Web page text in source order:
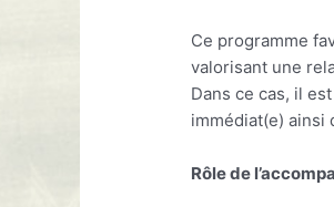
Ce programme
valorisant une
Dans ce cas, il
immédiat(e) ainsi
Rôle de